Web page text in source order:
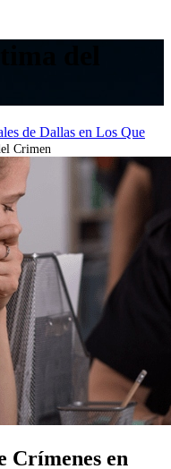
de Dallas en Los Que
Crimen
Crímenes en